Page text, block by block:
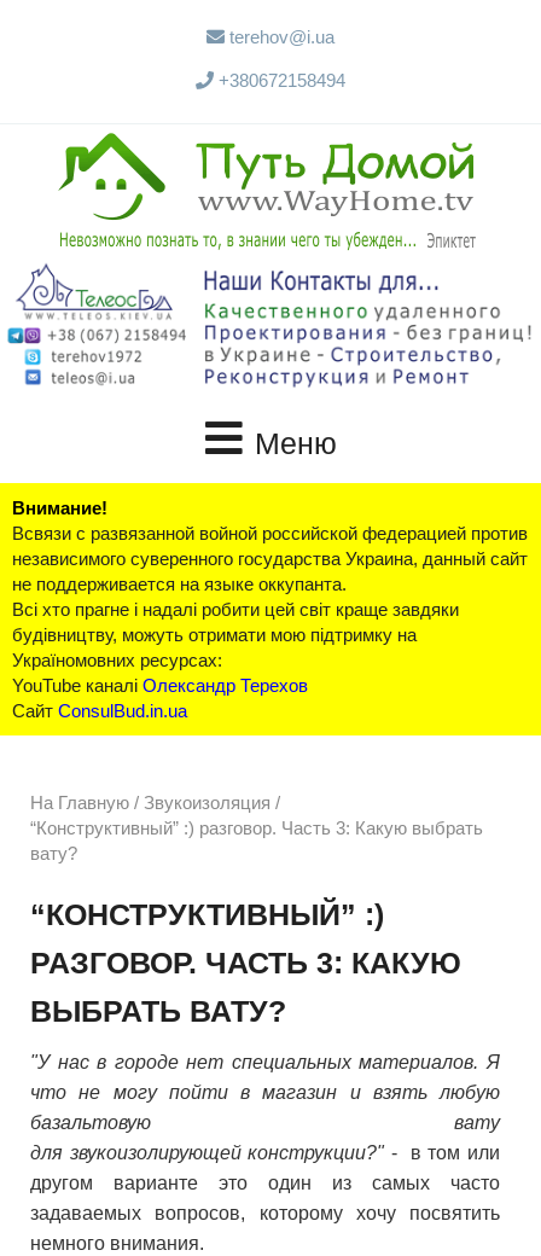
terehov@i.ua
+380672158494
Меню
Внимание!
Всвязи с развязанной войной российской федерацией против
независимого суверенного государства Украина, данный сайт
не поддерживается на языке оккупанта.
Всі хто прагне і надалі робити цей світ краще завдяки
будівництву, можуть отримати мою підтримку на
Україномовних ресурсах:
YouTube каналі Олександр Терехов
Сайт ConsulBud.in.ua
На Главную / Звукоизоляция /
“Конструктивный” :) разговор. Часть 3: Какую выбрать
вату?
“КОНСТРУКТИВНЫЙ” :)
РАЗГОВОР. ЧАСТЬ 3: КАКУЮ
ВЫБРАТЬ ВАТУ?
"У нас в городе нет специальных материалов. Я
что не могу пойти в магазин и взять любую
базальтовую вату
для звукоизолирующей конструкции?"- в том или
другом варианте это один из самых часто
задаваемых вопросов, которому хочу посвятить
немного внимания.